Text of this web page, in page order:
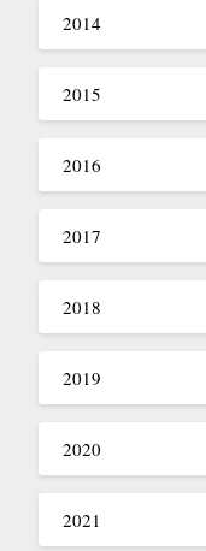
2014
2015
2016
2017
2018
2019
2020
2021